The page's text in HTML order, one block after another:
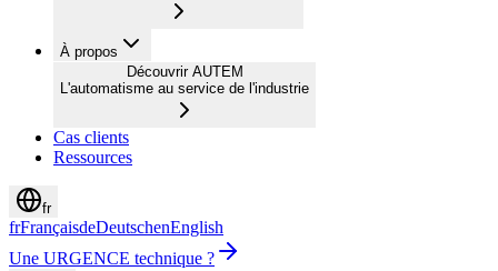
À propos
Découvrir AUTEM
L'automatisme au service de l'industrie
Cas clients
Ressources
fr
frFrançaisdeDeutschenEnglish
Une URGENCE technique ?